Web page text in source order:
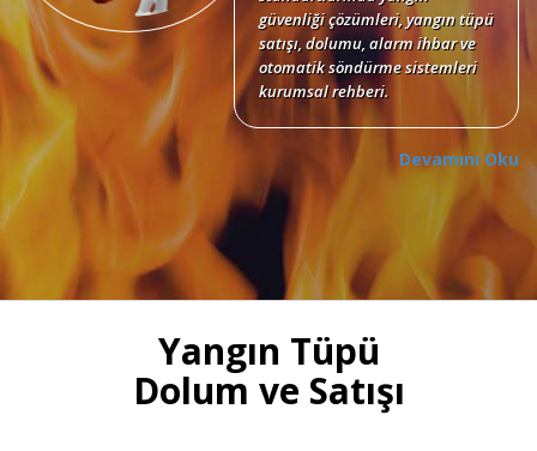
güvenliği çözümleri, yangın tüpü
satışı, dolumu, alarm ihbar ve
otomatik söndürme sistemleri
kurumsal rehberi.
Devamını Oku
Bursa Yangın Tüpü Satışı,
Dolumu ve Periyodik Bakım
Hizmetleri
50 kg KKT tozlu, köpüklü, CO2
gazlı yangın tüpleri, otomatik
tavan tipi sprinkli, pano ve
mutfak davlumbaz tüpü satışı
Yangın Tüpü
Dolum ve Satışı